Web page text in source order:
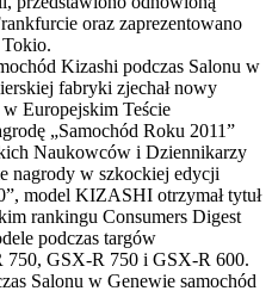
oraz zaprezentowano
Kizashi podczas Salonu w
fabryki zjechał nowy
Europejskim Teście
„Samochód Roku 2011”
Naukowców i Dziennikarzy
nagrody w szkockiej edycji
model KIZASHI otrzymał tytuł
rankingu Consumers Digest
podczas targów
GSX-R 750 i GSX-R 600.
Salonu w Genewie samochód